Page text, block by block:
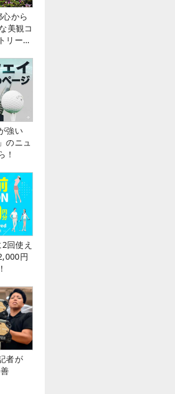
から
美観コ
リー俱
強い
のニュ
！
回使え
円
者が